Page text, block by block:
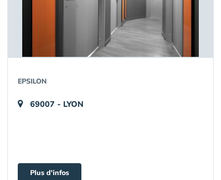
EPSILON
69007 - LYON
Plus d'infos